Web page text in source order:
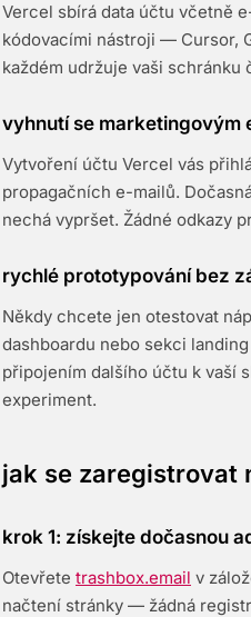
Vercel sbírá data účtu včetně
kódovacími nástroji — Cursor,
každém udržuje vaši
vyhnutí se marketingovým
Vytvoření účtu Vercel vás
propagačních e-mailů.
nechá vypršet. Žádné odkazy
rychlé prototypování bez
Někdy chcete jen otestovat
dashboardu nebo sekci
připojením dalšího účtu k vaší
experiment.
jak se zaregistrovat
krok 1: získejte dočasnou
Otevřete trashbox.email v
načtení stránky — žádná